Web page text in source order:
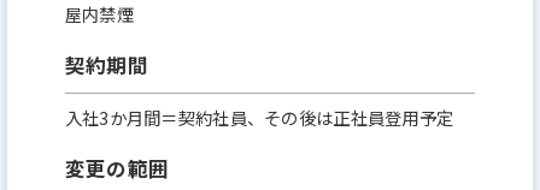
屋内禁煙
契約期間
入社3か月間＝契約社員、その後は正社員登用予定
変更の範囲